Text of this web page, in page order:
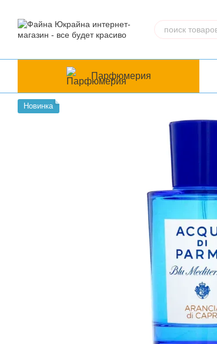
Парфюмерия
Новинка